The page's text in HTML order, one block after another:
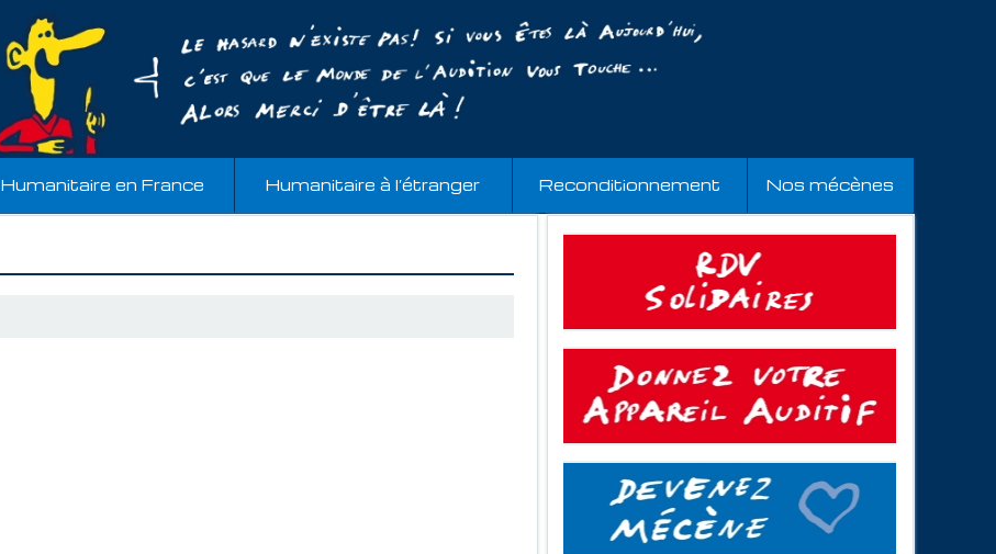
Humanitaire en France Humanitaire à l’étranger Reconditionnement Nos mécènes